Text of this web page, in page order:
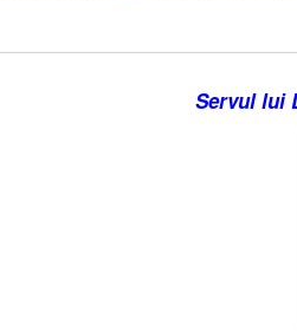
Servul lui